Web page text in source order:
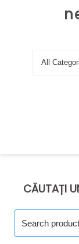
Search
CĂUTAȚI
for: